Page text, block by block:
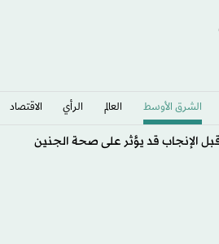
الشرق الأوسط​ العالم الرأي الاقتصاد
قبل الإنجاب قد يؤثر على صحة الجنين